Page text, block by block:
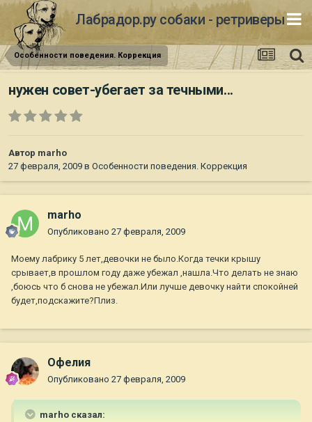
Лабрадор.ру собаки - ретриверы
Особенности поведения. Коррекция
нужен совет-убегает за течными...
Автор marho
27 февраля, 2009 в Особенности поведения. Коррекция
marho
Опубликовано 27 февраля, 2009
Моему лабрику 5 лет,девочки не было.Когда течки крышу
срывает,в прошлом году даже убежал ,нашла.Что делать не знаю
,боюсь что б снова не убежал.Или лучше девочку найти спокойней
будет,подскажите?Плиз.
Офелия
Опубликовано 27 февраля, 2009
marho сказал: